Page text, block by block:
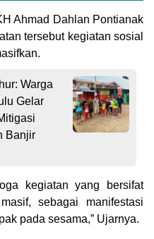
Ahmad Dahlan Pontianak
tersebut kegiatan sosial
Warga
Gelar
Banjir
kegiatan yang bersifat
sebagai manifestasi
pada sesama,” Ujarnya.